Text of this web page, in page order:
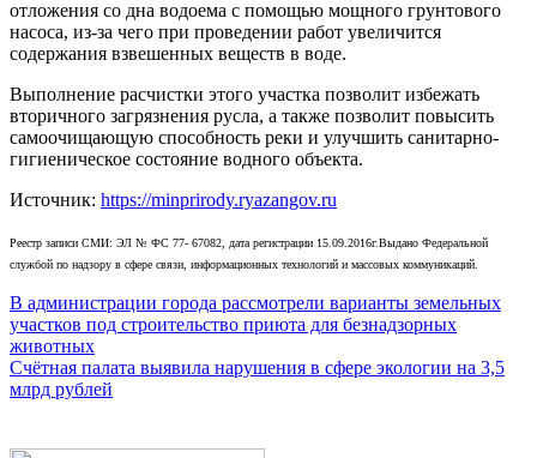
отложения со дна водоема с помощью мощного грунтового
насоса, из-за чего при проведении работ увеличится
содержания взвешенных веществ в воде.
Выполнение расчистки этого участка позволит избежать
вторичного загрязнения русла, а также позволит повысить
самоочищающую способность реки и улучшить санитарно-
гигиеническое состояние водного объекта.
Источник: https://minprirody.ryazangov.ru
Реестр записи СМИ: ЭЛ № ФС 77- 67082, дата регистрации 15.09.2016г.Выдано Федеральной
службой по надзору в сфере связи, информационных технологий и массовых коммуникаций.
Навигация
по
записям
В администрации города рассмотрели варианты земельных
участков под строительство приюта для безнадзорных
животных
Счётная палата выявила нарушения в сфере экологии на 3,5
млрд рублей